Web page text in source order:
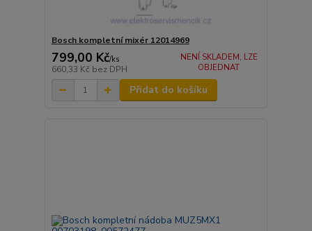
Bosch kompletní mixér 12014969
799,00 Kč/ks
660,33 Kč bez DPH
NENÍ SKLADEM, LZE
OBJEDNAT
Přidat do košíku